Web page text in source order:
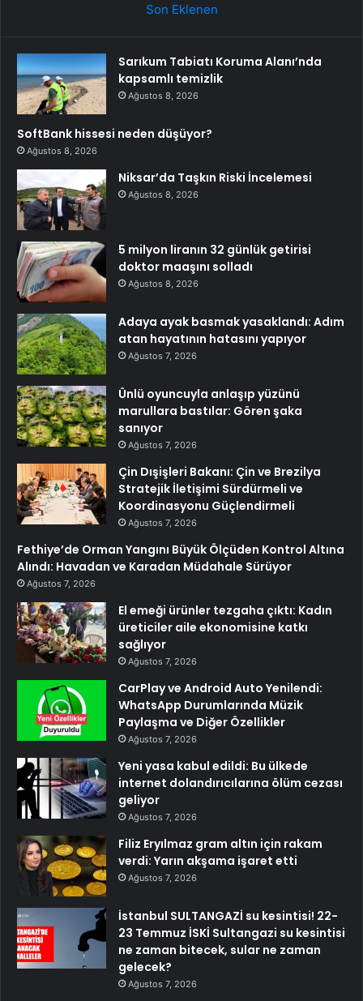
Son Eklenen
Sarıkum Tabiatı Koruma Alanı’nda
kapsamlı temizlik
Ağustos 8, 2026
SoftBank hissesi neden düşüyor?
Ağustos 8, 2026
Niksar’da Taşkın Riski İncelemesi
Ağustos 8, 2026
5 milyon liranın 32 günlük getirisi
doktor maaşını solladı
Ağustos 8, 2026
Adaya ayak basmak yasaklandı: Adım
atan hayatının hatasını yapıyor
Ağustos 7, 2026
Ünlü oyuncuyla anlaşıp yüzünü
marullara bastılar: Gören şaka
sanıyor
Ağustos 7, 2026
Çin Dışişleri Bakanı: Çin ve Brezilya
Stratejik İletişimi Sürdürmeli ve
Koordinasyonu Güçlendirmeli
Ağustos 7, 2026
Fethiye’de Orman Yangını Büyük Ölçüden Kontrol Altına
Alındı: Havadan ve Karadan Müdahale Sürüyor
Ağustos 7, 2026
El emeği ürünler tezgaha çıktı: Kadın
üreticiler aile ekonomisine katkı
sağlıyor
Ağustos 7, 2026
CarPlay ve Android Auto Yenilendi:
WhatsApp Durumlarında Müzik
Paylaşma ve Diğer Özellikler
Ağustos 7, 2026
Yeni yasa kabul edildi: Bu ülkede
internet dolandırıcılarına ölüm cezası
geliyor
Ağustos 7, 2026
Filiz Eryılmaz gram altın için rakam
verdi: Yarın akşama işaret etti
Ağustos 7, 2026
İstanbul SULTANGAZİ su kesintisi! 22-
23 Temmuz İSKİ Sultangazi su kesintisi
ne zaman bitecek, sular ne zaman
gelecek?
Ağustos 7, 2026